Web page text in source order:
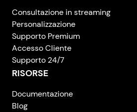
Consultazione in streaming
Personalizzazione
Supporto Premium
Accesso Cliente
Supporto 24/7
RISORSE
Documentazione
Blog